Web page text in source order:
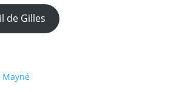
de Gilles
Mayné